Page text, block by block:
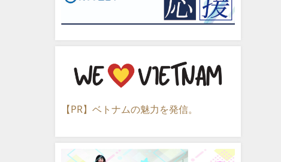
【PR】ベトナムの魅力を発信。